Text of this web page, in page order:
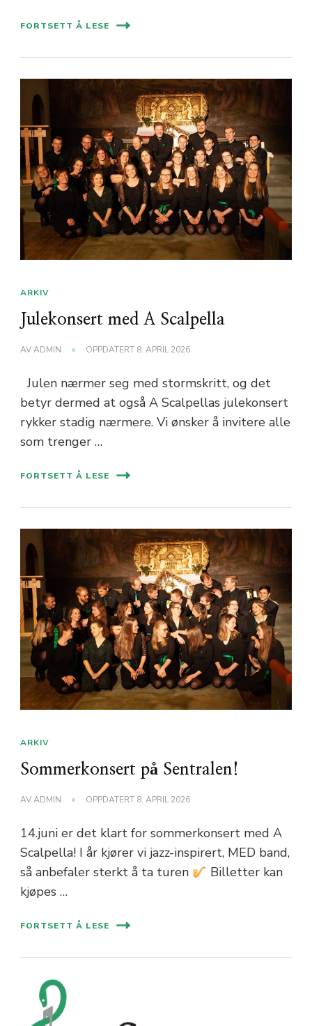
FORTSETT Å LESE
ARKIV
Julekonsert med A Scalpella
AVADMIN OPPDATERT 8. APRIL 2026
Julen nærmer seg med stormskritt, og det
betyr dermed at også A Scalpellas julekonsert
rykker stadig nærmere. Vi ønsker å invitere alle
som trenger …
FORTSETT Å LESE
ARKIV
Sommerkonsert på Sentralen!
AVADMIN OPPDATERT 8. APRIL 2026
14.juni er det klart for sommerkonsert med A
Scalpella! I år kjører vi jazz-inspirert, MED band,
så anbefaler sterkt å ta turen
Billetter kan
kjøpes …
FORTSETT Å LESE